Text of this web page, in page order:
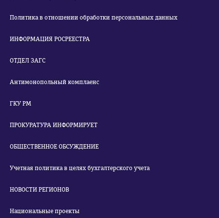
Политика в отношении обработки персональных данных
ИНФОРМАЦИЯ РОСРЕЕСТРА
ОТДЕЛ ЗАГС
Антимонопольный комплаенс
ГКУ РМ
ПРОКУРАТУРА ИНФОРМИРУЕТ
ОБЩЕСТВЕННОЕ ОБСУЖДЕНИЕ
Учетная политика в целях бухгалтерского учета
НОВОСТИ РЕГИОНОВ
Национальные проекты